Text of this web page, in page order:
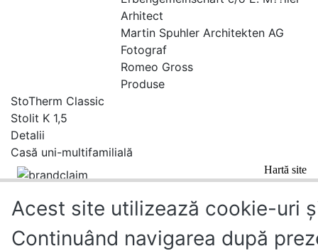
Arhitect
Martin Spuhler Architekten AG
Fotograf
Romeo Gross
Produse
StoTherm Classic
Stolit K 1,5
Detalii
Casă uni-multifamilială
Hartă site
Acest site utilizează cookie-uri
Continuând navigarea după